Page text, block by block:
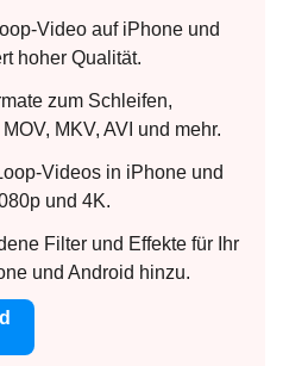
Video auf iPhone und
hoher Qualität.
zum Schleifen,
MKV, AVI und mehr.
Videos in iPhone und
und 4K.
Filter und Effekte für Ihr
und Android hinzu.